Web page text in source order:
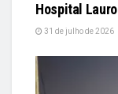
Hospital
31 de julho de 2026